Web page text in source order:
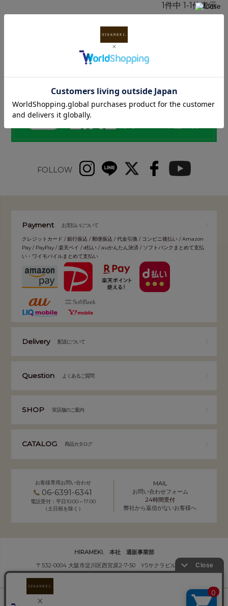
1件中 1 -1件表示
INFORMATION
FOLLOW
Payment お支払いについて
クレジットカード / 銀行振込 / 郵便振込 / 代金引換 / コンビニ後払い / Amazon
Pay / PayPay / 楽天ペイ / d払い / auかんたん決済 / ソフトバンクまとめて支払
い・ワイモバイルまとめて支払い
Delivery 配送について
Question よくあるご質問
SHOP 実店舗のご案内
CATALOG 商品カタログ
お客様専用お問い合わせ
06-6391-6341
電話受付：平日10:00～17:00
（土日祝を除く）
MAIL
お問い合わせフォーム
24時間受付
弊社から返信がないお客様へ
HIRAMEKI. 本社 通販事業部
〒532-0004 大阪市淀川区西宮原2-7-50 YSサクラビル B1F
株式会社サクラ衣料 HIRAMEKI.事業部